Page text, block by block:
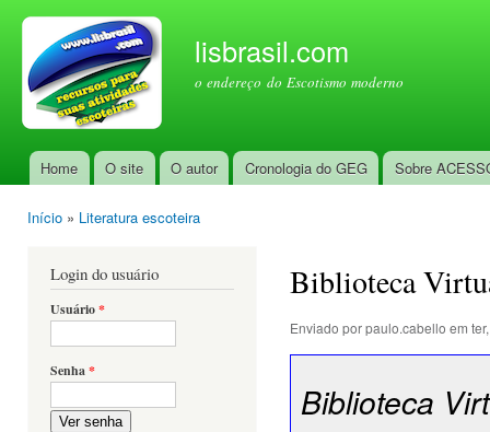
lisbrasil.com
o endereço do Escotismo moderno
Menu principal
Home O site O autor Cronologia do GEG Sobre
Início » Literatura escoteira
Login do usuário
Usuário*
Senha*
Ver senha
Biblioteca
Enviado porpaulo.cabello em
Biblioteca